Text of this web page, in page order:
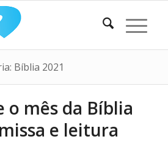
Bíblia 2021
o mês da Bíblia
e leitura